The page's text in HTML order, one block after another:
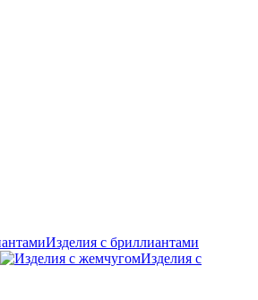
Изделия с бриллиантами
Изделия с